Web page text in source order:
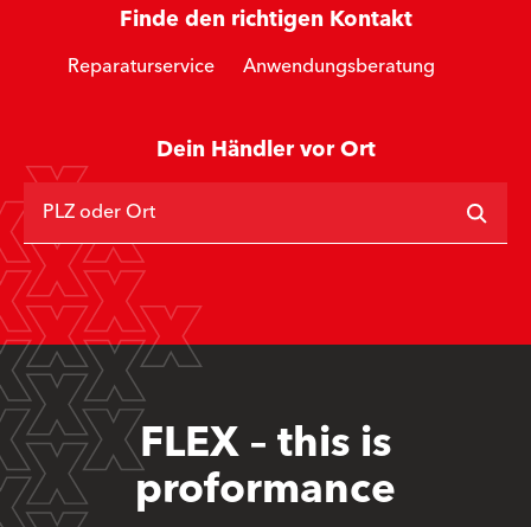
Finde den richtigen Kontakt
Reparaturservice Anwendungsberatung
Dein Händler vor Ort
PLZ oder Ort
FLEX – this is
proformance